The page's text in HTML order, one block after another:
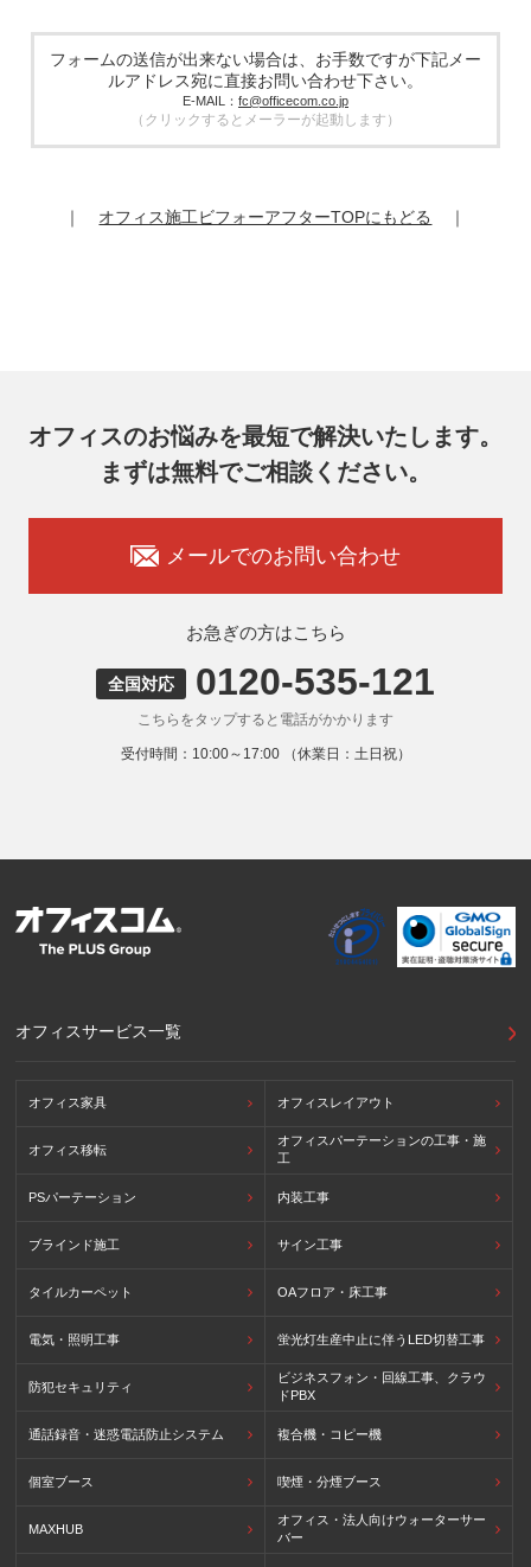
場合があります。その際、弊社は、個人情報を適切に保護で
きる管理体制を敷き実行していることを条件として委託先を
厳選したうえで、機密保持契約を委託先と締結し、お客様の
個人情報を厳密に管理させます。
提供記録の開示を請求することができます。
7. 個人情報を提供されることの任意性
お客様がご自身の個人情報を弊社に提供されるか否かはお客
は、適切なサービスをご提供できない場合がありますのでご
弊社ウェブサイトでは、利用者が当ウェブサイトを閲覧した
状況の分析のためにCookieを利用していますが、Cookieによ
る個人情報の取得はしていません。
9. 外国にある第三者への提供
お客様の個人情報を下記海外の個人情報取扱事業者へ提供す
る場合があります。
提供先の所在国の名称：アメリカ（Google LLC）
当該外国における個人情報の保護に関する制度：APECの
外国における個人情報の保護に関する制度等の詳細は以下を
ご確認下さい。
フォームの送信が出来ない場合は、お手数ですが下記メー
ルアドレス宛に直接お問い合わせ下さい。
E-MAIL： fc@officecom.co.jp
（クリックするとメーラーが起動します）
｜ オフィス施工ビフォーアフターTOPにもどる ｜
オフィスのお悩みを最短で解決いたします。
まずは無料でご相談ください。
メールでのお問い合わせ
お急ぎの方はこちら
全国対応 0120-535-121
こちらをタップすると電話がかかります
受付時間：10:00～17:00 （休業日：土日祝）
オフィスサービス一覧
オフィス家具 オフィスレイアウト
オフィス移転
オフィスパーテーションの工事・施
工
PSパーテーション 内装工事
ブラインド施工 サイン工事
タイルカーペット OAフロア・床工事
電気・照明工事 蛍光灯生産中止に伴うLED切替工事
防犯セキュリティ
ビジネスフォン・回線工事、クラウ
ドPBX
通話録音・迷惑電話防止システム 複合機・コピー機
個室ブース 喫煙・分煙ブース
MAXHUB
オフィス・法人向けウォーターサー
バー